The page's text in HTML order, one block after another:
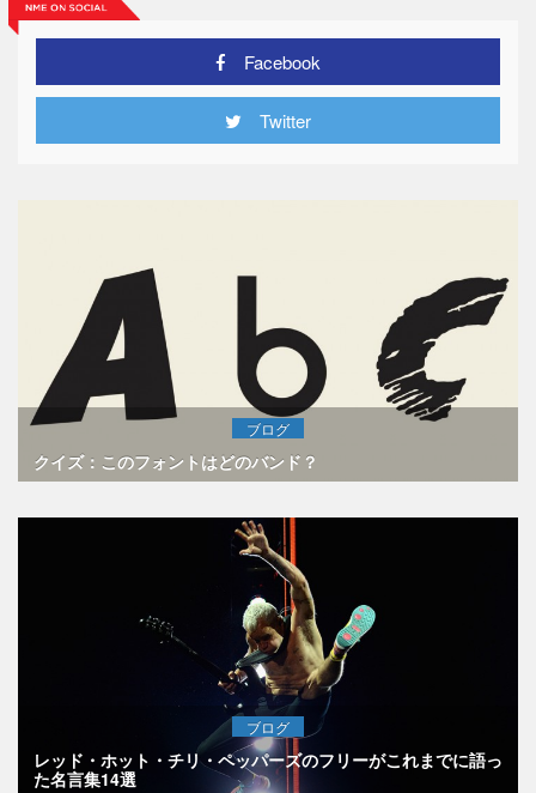
Facebook
Twitter
ブログ
クイズ：このフォントはどのバンド？
ブログ
レッド・ホット・チリ・ペッパーズのフリーがこれまでに語っ
た名言集14選